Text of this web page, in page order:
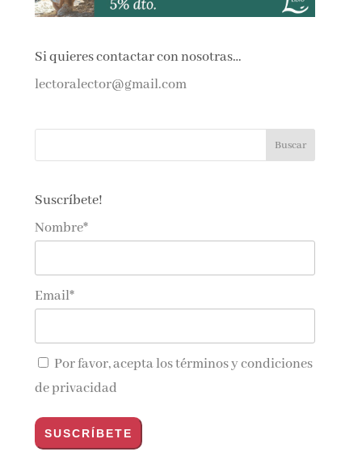
Si quieres contactar con nosotras…
lectoralector@gmail.com
Suscríbete!
Nombre*
Email*
Por favor, acepta lostérminos y condiciones
de privacidad